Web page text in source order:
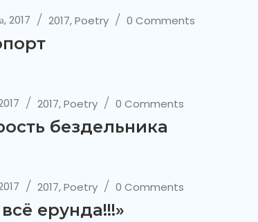
2017 2017,Poetry 0 Comments
2017,Poetry 0 Comments
бездельника
2017,Poetry 0 Comments
ерунда!!!»